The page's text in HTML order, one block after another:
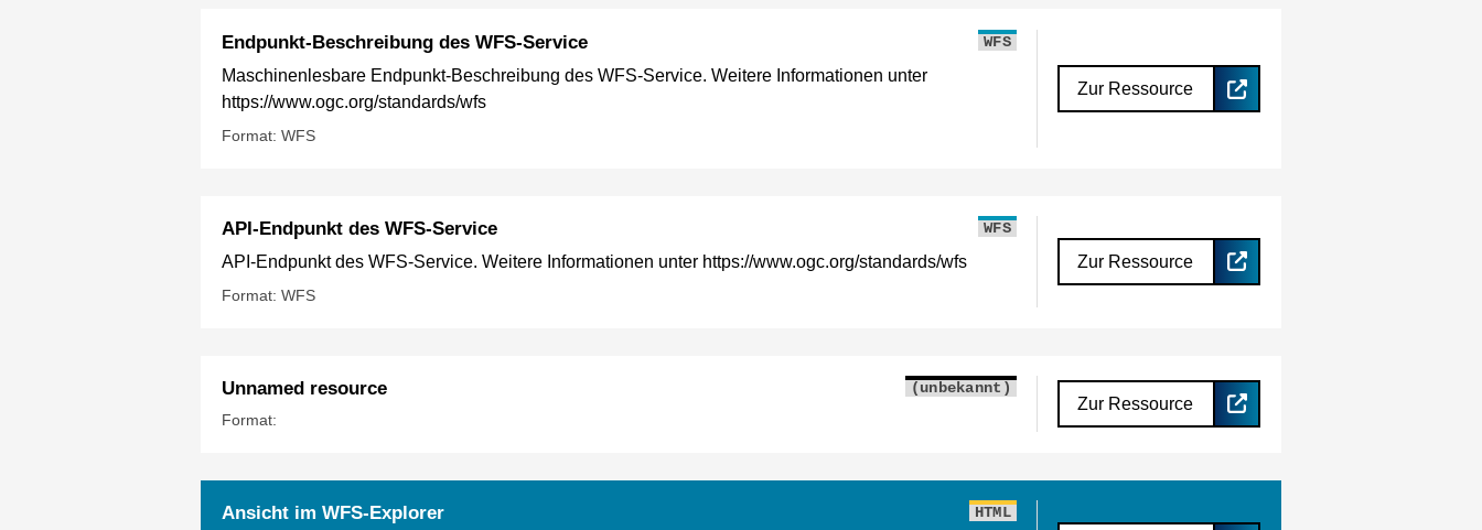
Endpunkt-Beschreibung des WFS-Service WFS
Maschinenlesbare Endpunkt-Beschreibung des WFS-Service. Weitere Informationen unter
https://www.ogc.org/standards/wfs
Format: WFS
Zur Ressource
API-Endpunkt des WFS-Service WFS
API-Endpunkt des WFS-Service. Weitere Informationen unter https://www.ogc.org/standards/wfs
Format: WFS
Zur Ressource
Unnamed resource
(unbekannt)
Format:
Zur Ressource
Ansicht im WFS-Explorer HTML